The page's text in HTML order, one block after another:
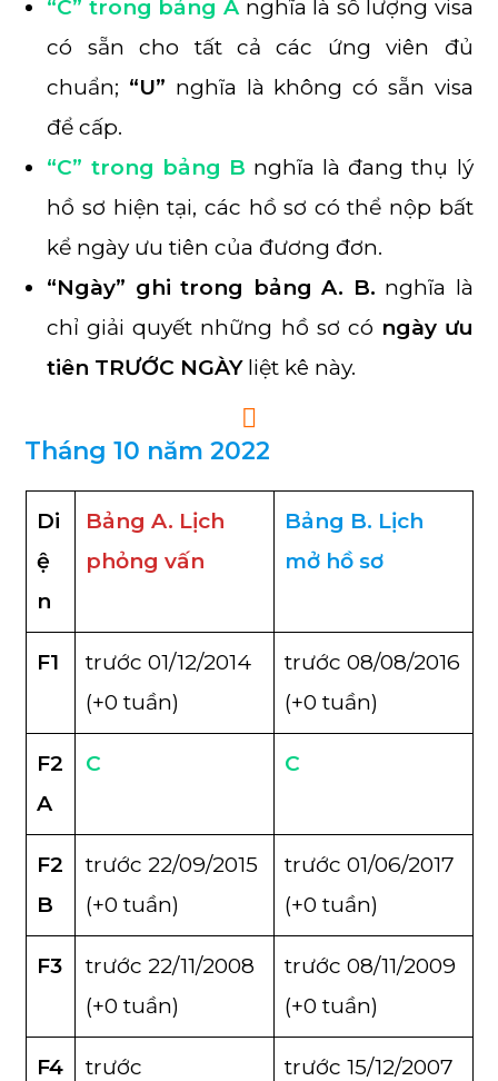
“C” trong bảng Anghĩa là số lượng visa
có sẵn cho tất cả các ứng viên đủ
chuẩn; “U” nghĩa là không có sẵn visa
để cấp.
“C” trong bảng B nghĩa là đang thụ lý
hồ sơ hiện tại, các hồ sơ có thể nộp bất
kể ngày ưu tiên của đương đơn.
“Ngày” ghi trong bảng A. B. nghĩa là
chỉ giải quyết những hồ sơ có ngày ưu
tiên TRƯỚC NGÀY liệt kê này.
Tháng 10 năm 2022
Di
ệ
n
Bảng A. Lịch
phỏng vấn
Bảng B. Lịch
mở hồ sơ
F1
trước 01/12/2014
(+0 tuần)
trước 08/08/2016
(+0 tuần)
F2
A
C C
F2
B
trước 22/09/2015
(+0 tuần)
trước 01/06/2017
(+0 tuần)
F3
trước 22/11/2008
(+0 tuần)
trước 08/11/2009
(+0 tuần)
F4
trước
trước 15/12/2007